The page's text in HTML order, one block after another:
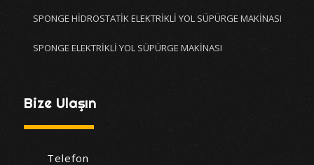
SPONGE HİDROSTATİK ELEKTRİKLİ YOL SÜPÜRGE MAKİNASI
SPONGE ELEKTRİKLİ YOL SÜPÜRGE MAKİNASI
Bize Ulaşın
Telefon